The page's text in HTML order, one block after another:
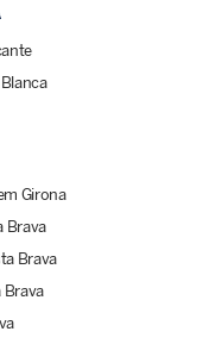
Girona
Brava
Brava
Brava